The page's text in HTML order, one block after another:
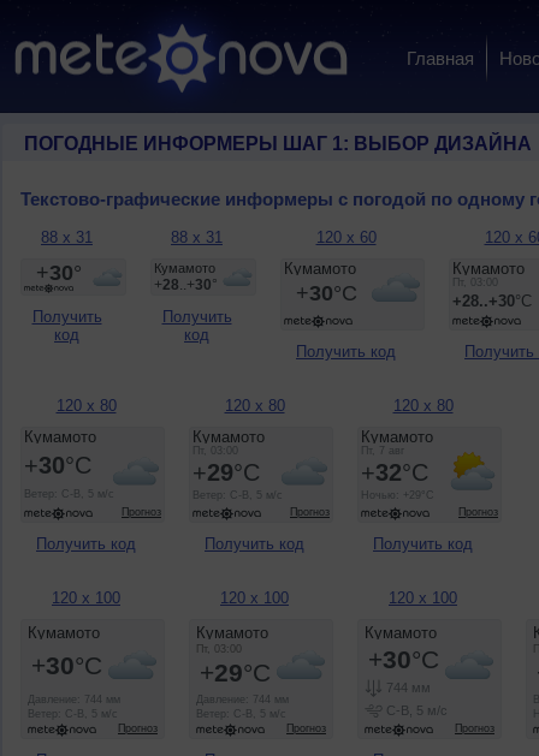
Главная
ПОГОДНЫЕ ИНФОРМЕРЫ ШАГ 1: ВЫБОР ДИЗАЙНА
Текстово-графические информеры с погодой по одному
88 x 31
Получить
код
88 x 31
Получить
код
120 x 60
Получить код
120 x
Получить
120 x 80
Получить код
120 x 80
Получить код
120 x 80
Получить код
120 x 100 120 x 100 120 x 100